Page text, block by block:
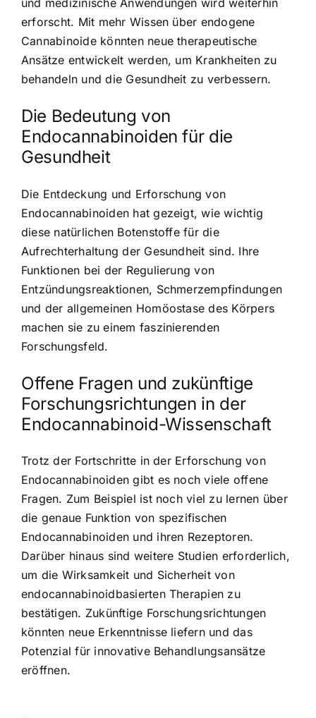
und medizinische Anwendungen wird weiterhin
erforscht. Mit mehr Wissen über endogene
Cannabinoide könnten neue therapeutische
Ansätze entwickelt werden, um Krankheiten zu
behandeln und die Gesundheit zu verbessern.
Die Bedeutung von
Endocannabinoiden für die
Gesundheit
Die Entdeckung und Erforschung von
Endocannabinoiden hat gezeigt, wie wichtig
diese natürlichen Botenstoffe für die
Aufrechterhaltung der Gesundheit sind. Ihre
Funktionen bei der Regulierung von
Entzündungsreaktionen, Schmerzempfindungen
und der allgemeinen Homöostase des Körpers
machen sie zu einem faszinierenden
Forschungsfeld.
Offene Fragen und zukünftige
Forschungsrichtungen in der
Endocannabinoid-Wissenschaft
Trotz der Fortschritte in der Erforschung von
Endocannabinoiden gibt es noch viele offene
Fragen. Zum Beispiel ist noch viel zu lernen über
die genaue Funktion von spezifischen
Endocannabinoiden und ihren Rezeptoren.
Darüber hinaus sind weitere Studien erforderlich,
um die Wirksamkeit und Sicherheit von
endocannabinoidbasierten Therapien zu
bestätigen. Zukünftige Forschungsrichtungen
könnten neue Erkenntnisse liefern und das
Potenzial für innovative Behandlungsansätze
eröffnen.